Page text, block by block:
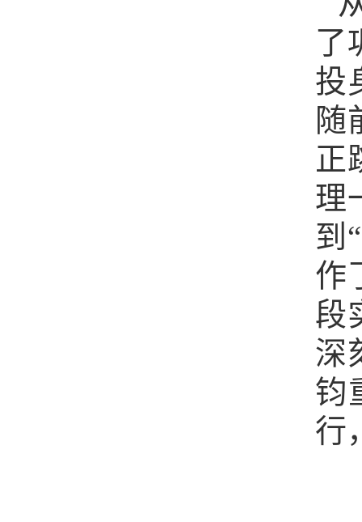
了
投
随
正
理
到
作
段
深
钧
行